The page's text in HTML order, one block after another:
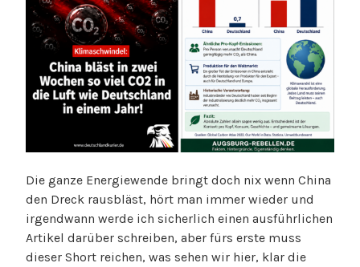
Die ganze Energiewende bringt doch nix wenn China
den Dreck rausbläst, hört man immer wieder und
irgendwann werde ich sicherlich einen ausführlichen
Artikel darüber schreiben, aber fürs erste muss
dieser Short reichen, was sehen wir hier, klar die